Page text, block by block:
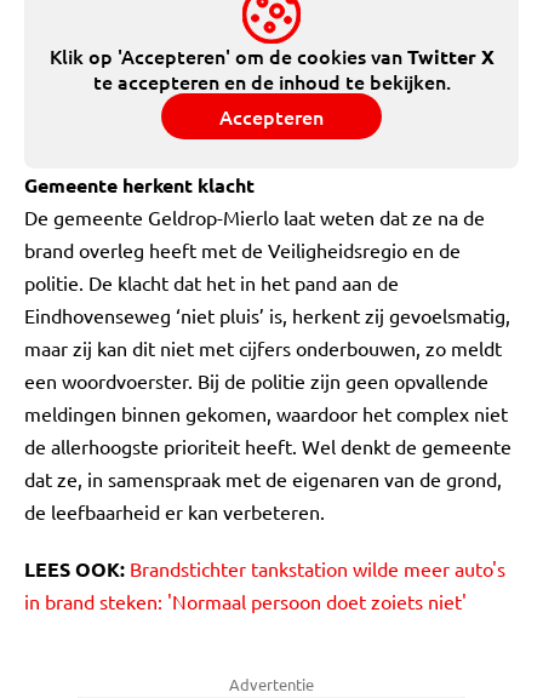
Klik op 'Accepteren' om de cookies vanTwitter X
te accepteren en de inhoud te bekijken.
Accepteren
Gemeente herkent klacht
De gemeente Geldrop-Mierlo laat weten dat ze na de
brand overleg heeft met de Veiligheidsregio en de
politie. De klacht dat het in het pand aan de
Eindhovenseweg ‘niet pluis’ is, herkent zij gevoelsmatig,
maar zij kan dit niet met cijfers onderbouwen, zo meldt
een woordvoerster. Bij de politie zijn geen opvallende
meldingen binnen gekomen, waardoor het complex niet
de allerhoogste prioriteit heeft. Wel denkt de gemeente
dat ze, in samenspraak met de eigenaren van de grond,
de leefbaarheid er kan verbeteren.
LEES OOK: Brandstichter tankstation wilde meer auto's
in brand steken: 'Normaal persoon doet zoiets niet'
Advertentie